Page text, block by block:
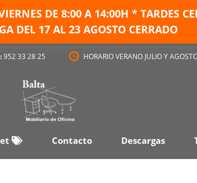
DE 8:00 A 14:00H * TARDES
DEL 17 AL 23 AGOSTO CERRADO
952 33 28 25 HORARIO VERANO JULIO Y
Contacto Descargas